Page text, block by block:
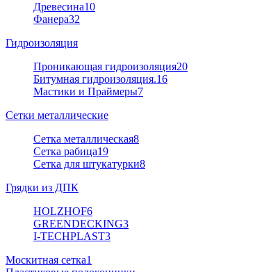
Древесина10
Фанера32
Гидроизоляция
Проникающая гидроизоляция20
Битумная гидроизоляция.16
Мастики и Праймеры7
Сетки металлические
Сетка металлическая8
Сетка рабица19
Сетка для штукатурки8
Грядки из ДПК
HOLZHOF6
GREENDECKING3
I-TECHPLAST3
Москитная сетка1